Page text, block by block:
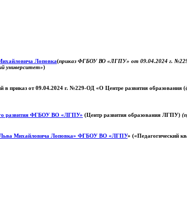
Лоповка(приказ ФГБОУ ВО «ЛГПУ» от 09.04.2024 г. №229-
университет»)
в приказ от 09.04.2024 г. №229-ОД «О Центре развития образования
развития ФГБОУ ВО «ЛГПУ» (Центр развития образования ЛГПУ)
Михайловича Лоповка» ФГБОУ ВО «ЛГПУ» («Педагогический